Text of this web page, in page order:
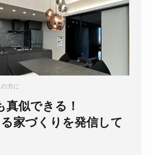
方に
真似できる！
家づくりを発信して